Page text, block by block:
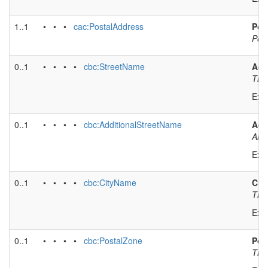
1..1 • • • cac:PostalAddress
0..1 • • • • cbc:StreetName
0..1 • • • • cbc:AdditionalStreetName
An
0..1 • • • • cbc:CityName
City
0..1 • • • • cbc:PostalZone